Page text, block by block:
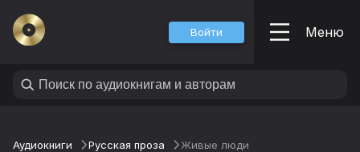
Войти Меню
Аудиокниги Русская проза Живые люди